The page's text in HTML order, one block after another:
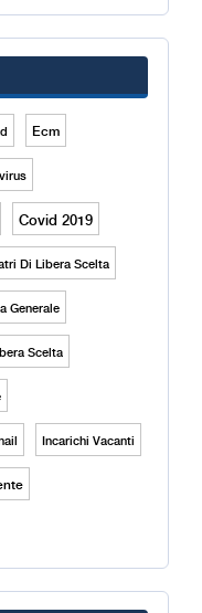
Ecm
Covid 2019
Di Libera Scelta
Generale
Scelta
Incarichi Vacanti